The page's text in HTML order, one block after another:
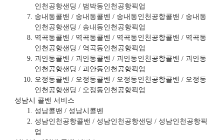
인천공항샌딩 / 범박동인천공항픽업
송내동콜밴 / 송내동콜벤 / 송내동인천공항콜밴 / 송내동
인천공항샌딩 / 송내동인천공항픽업
역곡동콜밴 / 역곡동콜벤 / 역곡동인천공항콜밴 / 역곡동
인천공항샌딩 / 역곡동인천공항픽업
괴안동콜밴 / 괴안동콜벤 / 괴안동인천공항콜밴 / 괴안동
인천공항샌딩 / 괴안동인천공항픽업
오정동콜밴 / 오정동콜벤 / 오정동인천공항콜밴 / 오정동
인천공항샌딩 / 오정동인천공항픽업
성남시 콜밴 서비스
성남콜밴 / 성남시콜벤
성남인천공항콜밴 / 성남인천공항샌딩 / 성남인천공항픽
업